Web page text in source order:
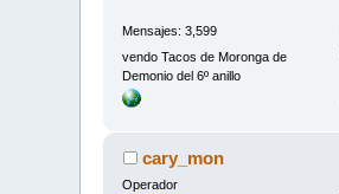
Mensajes: 3,599
vendo Tacos de Moronga de
Demonio del 6º anillo
cary_mon
Operador